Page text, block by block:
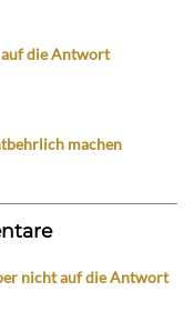
auf die Antwort
machen
nicht auf die Antwort